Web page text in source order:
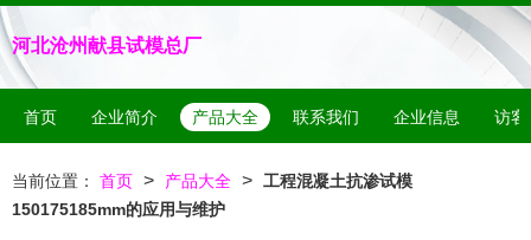
河北沧州献县试模总厂
首页 企业简介 产品大全 联系我们 企业信息 访客
当前位置： 首页 > 产品大全 > 工程混凝土抗渗试模
150175185mm的应用与维护